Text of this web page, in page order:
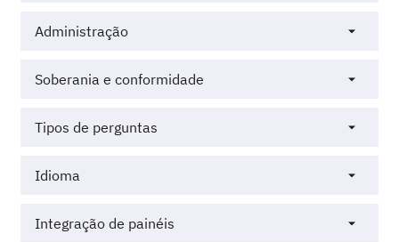
Administração
Soberania e conformidade
Tipos de perguntas
Idioma
Integração de painéis